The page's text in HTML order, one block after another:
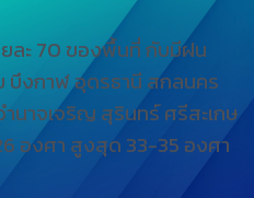
ละ 70 ของพื้นที่ กับมีฝน
บึงกาฬ อุดรธานี สกลนคร
นาจเจริญ สุรินทร์ ศรีสะเกษ
องศา สูงสุด 33-35 องศา